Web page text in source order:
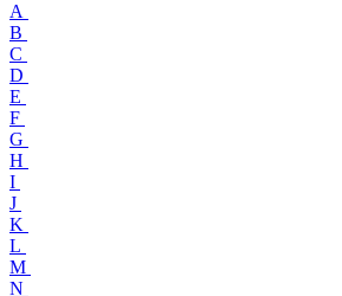
A
B
C
D
E
F
G
H
I
J
K
L
M
N